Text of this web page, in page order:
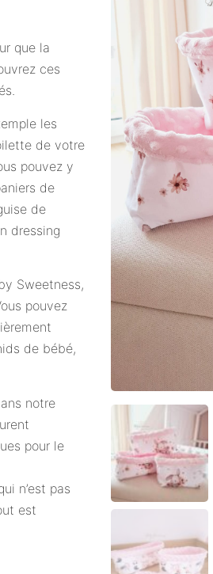
que la
ces
les
de votre
pouvez y
de
de
dressing
Sweetness,
pouvez
de bébé,
notre
pour le
n’est pas
est